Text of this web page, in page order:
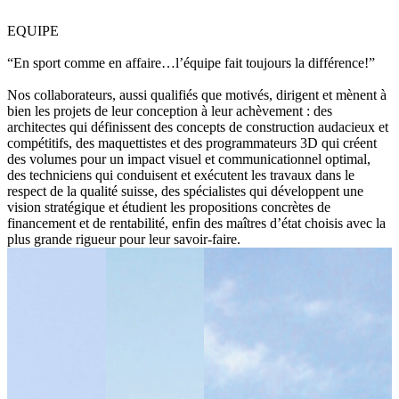
EQUIPE
“En sport comme en affaire…l’équipe fait toujours la différence!”
Nos collaborateurs, aussi qualifiés que motivés, dirigent et mènent à
bien les projets de leur conception à leur achèvement : des
architectes qui définissent des concepts de construction audacieux et
compétitifs, des maquettistes et des programmateurs 3D qui créent
des volumes pour un impact visuel et communicationnel optimal,
des techniciens qui conduisent et exécutent les travaux dans le
respect de la qualité suisse, des spécialistes qui développent une
vision stratégique et étudient les propositions concrètes de
financement et de rentabilité, enfin des maîtres d’état choisis avec la
plus grande rigueur pour leur savoir-faire.